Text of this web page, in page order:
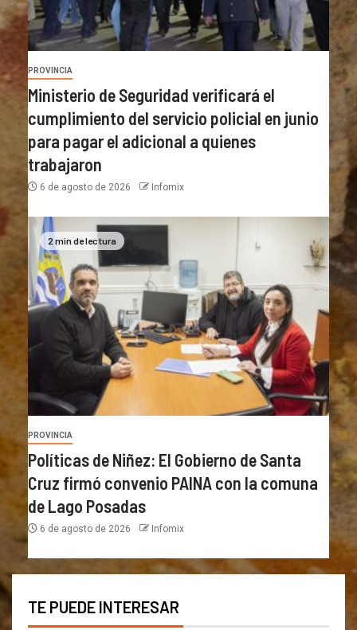
PROVINCIA
Ministerio de Seguridad verificará el
cumplimiento del servicio policial en junio
para pagar el adicional a quienes
trabajaron
6 de agosto de 2026 Infomix
2 min de lectura
PROVINCIA
Políticas de Niñez: El Gobierno de Santa
Cruz firmó convenio PAINA con la comuna
de Lago Posadas
6 de agosto de 2026 Infomix
TE PUEDE INTERESAR